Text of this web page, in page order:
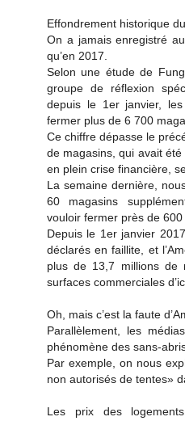
Effondrement historique
On a jamais enregistré
qu’en 2017.
Selon une étude de
groupe de réflexion
depuis le 1er janvier,
fermer plus de 6 700
Ce chiffre dépasse le
de magasins, qui avait été
en plein crise financière,
La semaine dernière,
60 magasins
vouloir fermer près de 600
Depuis le 1er janvier
déclarés en faillite, et
plus de 13,7 millions de
surfaces commerciales
Oh, mais c’est la faute
Parallèlement, les
phénomène des sans-
Par exemple, on nous
non autorisés de tentes»
Les prix des